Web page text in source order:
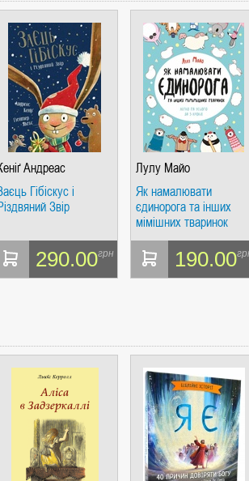
Андреас
Гібіскус і
Звір
290.00грн
Лулу Майо
Як намалювати
єдинорога та інших
мімішних тваринок
190.00